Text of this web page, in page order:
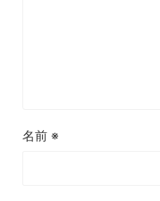
名前 ※